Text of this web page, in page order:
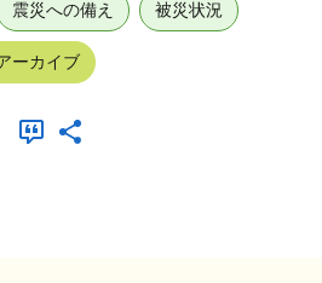
震災への備え 被災状況
ーカイブ